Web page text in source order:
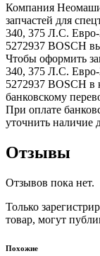
Компания
запчастей для
340, 375 Л.С. Евро-
5272937 BOSCH
Чтобы оформить
340, 375 Л.С. Евро-
5272937 BOSCH в
банковскому
При оплате
уточнить наличие
Отзывы
Отзывов пока нет.
Только
товар, могут
Похожие